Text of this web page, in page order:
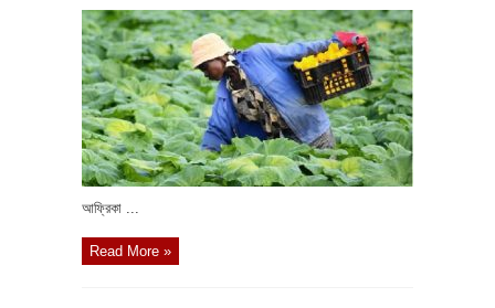
আফ্রিকা ...
Read More »